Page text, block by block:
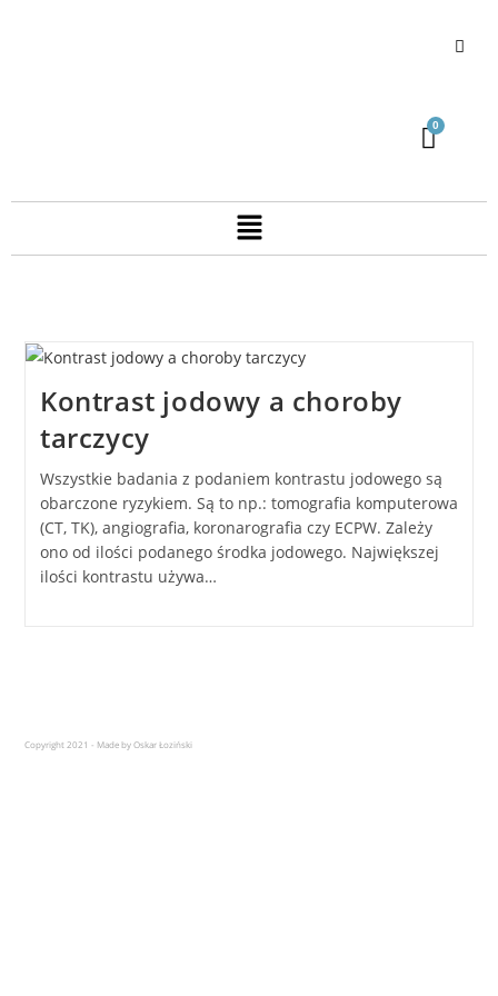
Kontrast jodowy a choroby
tarczycy
Wszystkie badania z podaniem kontrastu jodowego są
obarczone ryzykiem. Są to np.: tomografia komputerowa
(CT, TK), angiografia, koronarografia czy ECPW. Zależy
ono od ilości podanego środka jodowego. Największej
ilości kontrastu używa…
Copyright 2021 - Made by Oskar Łoziński